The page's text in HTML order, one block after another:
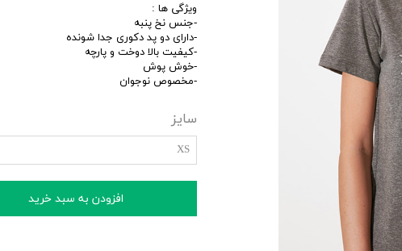
ویژگی ها :
-جنس نخ پنبه
-دارای دو پد دکوری جدا شونده
-کیفیت بالا دوخت و پارچه
-خوش پوش
-مخصوص نوجوان
سایز
XS
افزودن به سبد خرید